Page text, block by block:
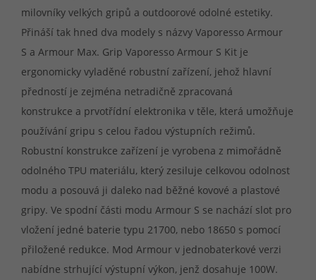
milovníky velkých gripů a outdoorové odolné estetiky.
Přináší tak hned dva modely s názvy Vaporesso Armour
S a Armour Max. Grip Vaporesso Armour S Kit je
ergonomicky vyladěné robustní zařízení, jehož hlavní
předností je zejména netradičně zpracovaná
konstrukce a prvotřídní elektronika v těle, která umožňuje
používání gripu s celou řadou výstupních režimů.
Robustní konstrukce zařízení je vyrobena z mimořádně
odolného TPU materiálu, který zesiluje celkovou odolnost
modu a posouvá ji daleko nad běžné kovové a plastové
gripy. Ve spodní části modu Armour S se nachází slot pro
vložení jedné baterie typu 21700, nebo 18650 s pomocí
přiložené redukce. Mod Armour v jednobaterkové verzi
nabídne strhující výstupní výkon, jenž dosahuje 100W.